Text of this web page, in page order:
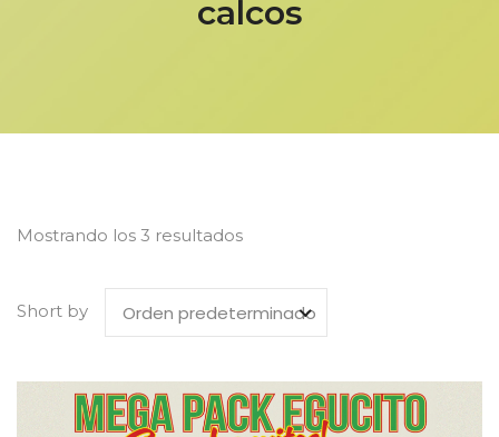
calcos
Mostrando los 3 resultados
Short by Orden predeterminado